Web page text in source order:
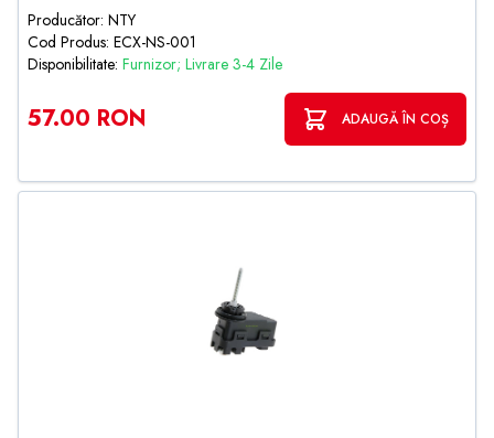
Producător: NTY
Cod Produs: ECX-NS-001
Disponibilitate: Furnizor; Livrare 3-4 Zile
57.00 RON ADAUGĂ ÎN COȘ